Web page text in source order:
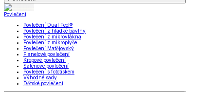
Povlečení
Povlečení Dual Feel®
Povlečení z hladké bavlny
Povlečení z mikrovlákna
Povlečení z mikroplyše
Povlečení Matějovský
Flanelové povlečení
Krepové povlečení
Saténové povlečení
Povlečení s fototiskem
Výhodné sady
Dětské povlečení